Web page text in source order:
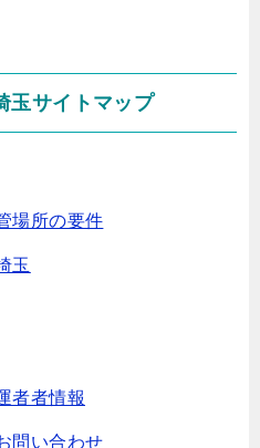
玉サイトマップ
場所の要件
玉
者者情報
問い合わせ